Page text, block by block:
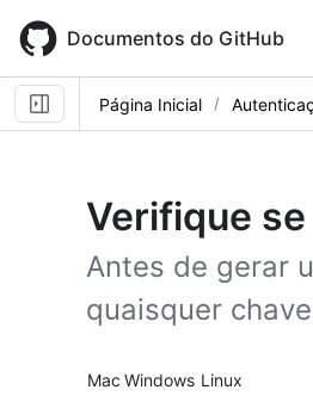
main
content
Documentos do GitHub
Página Inicial
Verifique
Antes de gerar
quaisquer
Platform
Mac Windows Linux